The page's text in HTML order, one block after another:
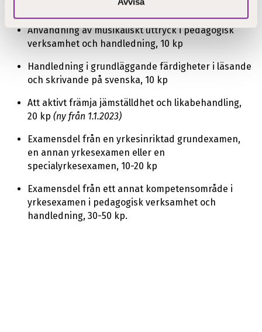
verksamhet och handledning, 10 kp
Användning av musikaliskt uttryck i pedagogisk
verksamhet och handledning, 10 kp
Handledning i grundläggande färdigheter i läsande
och skrivande på svenska, 10 kp
Att aktivt främja jämställdhet och likabehandling,
20 kp (ny från 1.1.2023)
Examensdel från en yrkesinriktad grundexamen,
en annan yrkesexamen eller en
specialyrkesexamen, 10-20 kp
Examensdel från ett annat kompetensområde i
yrkesexamen i pedagogisk verksamhet och
handledning, 30-50 kp.